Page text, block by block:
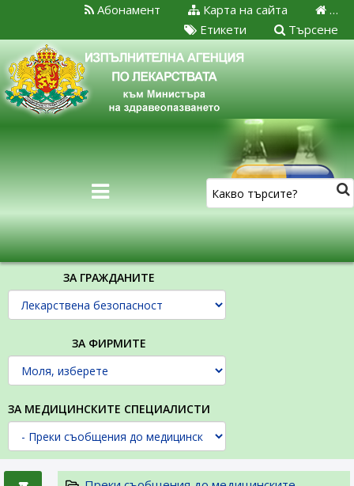
…
Карта на сайта
Абонамент
Търсене
Етикети
ЗА ГРАЖДАНИТЕ
ЗА ФИРМИТЕ
ЗА МЕДИЦИНСКИТЕ СПЕЦИАЛИСТИ